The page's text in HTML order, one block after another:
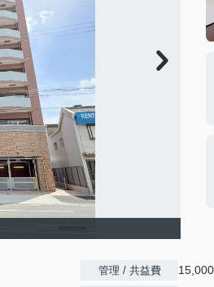
管理 / 共益費